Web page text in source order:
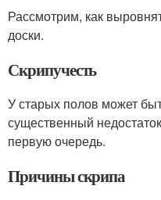
Рассмотрим, как
доски.
Скрипучесть
У старых полов может
существенный
первую очередь.
Причины скрипа